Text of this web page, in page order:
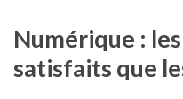
Numérique :
satisfaits que